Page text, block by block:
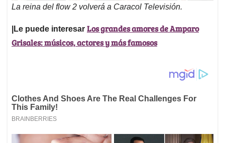
La reina del flow 2 volverá a Caracol Televisión.
|Le puede interesar Los grandes amores de Amparo
Grisales: músicos, actores y más famosos